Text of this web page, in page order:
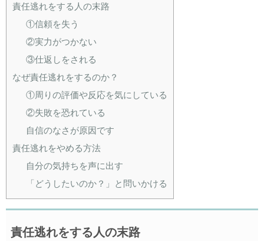
責任逃れをする人の末路
①信頼を失う
②実力がつかない
③仕返しをされる
なぜ責任逃れをするのか？
①周りの評価や反応を気にしている
②失敗を恐れている
自信のなさが原因です
責任逃れをやめる方法
自分の気持ちを声に出す
「どうしたいのか？」と問いかける
責任逃れをする人の末路